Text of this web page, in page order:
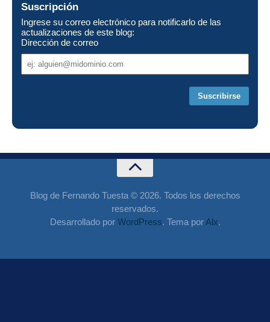
Suscripción
Ingrese su correo electrónico para notificarlo de las
actualizaciones de este blog:
Dirección de correo
de
Blog de Fernando Tuesta © 2026. Todos los derechos
reservados.
Desarrollado por WordPress. Tema porAlx.